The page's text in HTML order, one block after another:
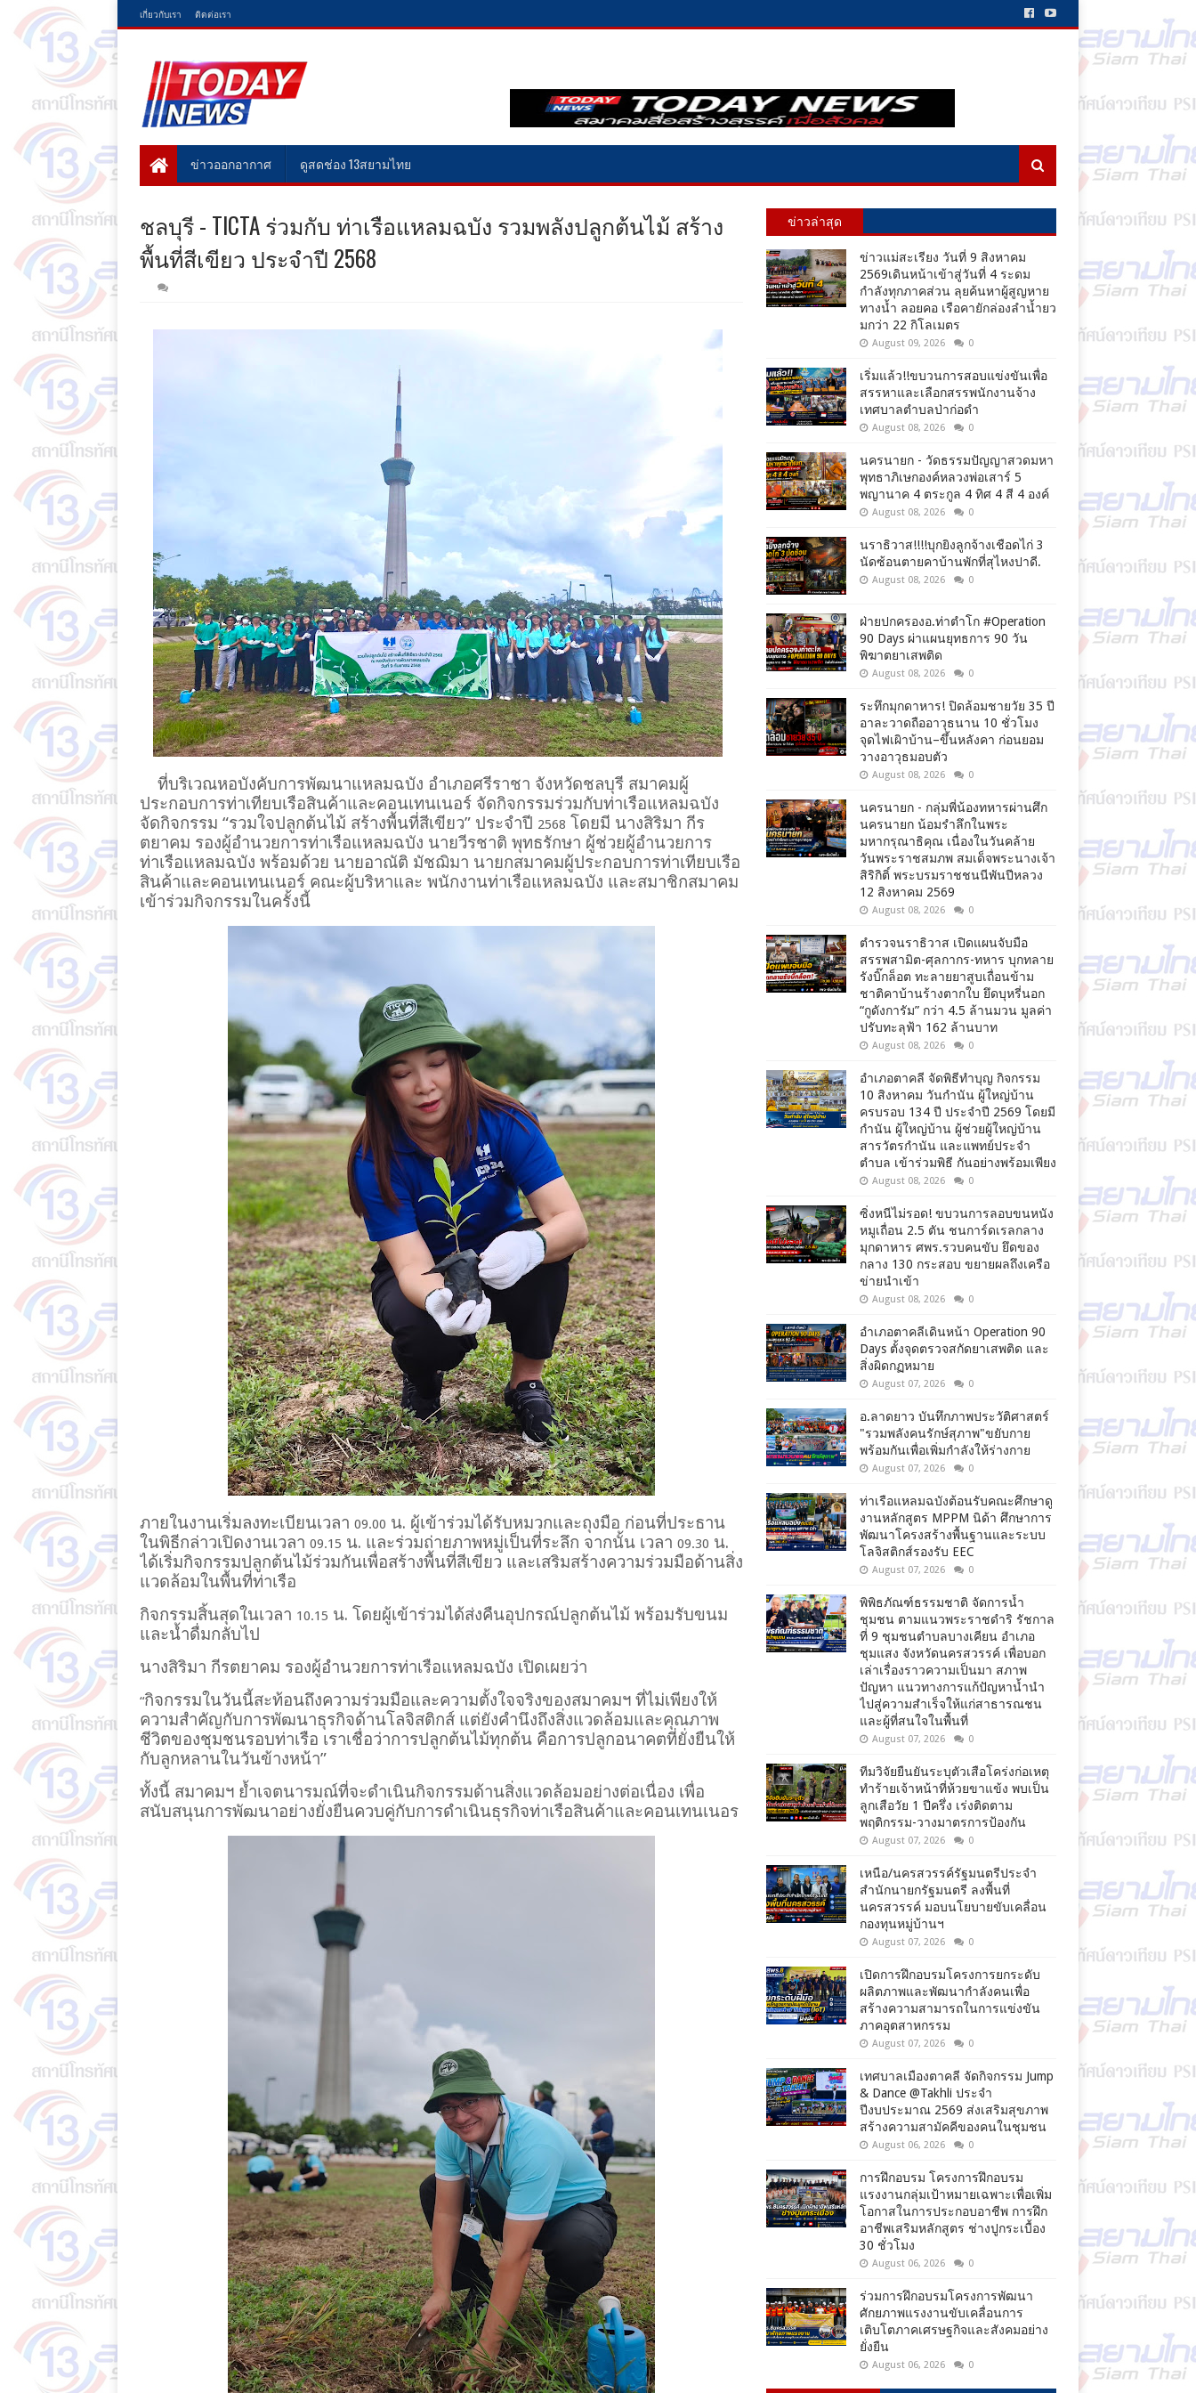
เกี่ยวกับเรา ติดต่อเรา
ข่าวออกอากาศ ดูสดช่อง 13สยามไทย
ชลบุรี - TICTA ร่วมกับ ท่าเรือแหลมฉบัง รวมพลังปลูกต้นไม้ สร้าง
พื้นที่สีเขียว ประจำปี 2568
ที่บริเวณหอบังคับการพัฒนาแหลมฉบัง อำเภอศรีราชา จังหวัดชลบุรี สมาคมผู้
ประกอบการท่าเทียบเรือสินค้าและคอนเทนเนอร์ จัดกิจกรรมร่วมกับท่าเรือแหลมฉบัง
จัดกิจกรรม “รวมใจปลูกต้นไม้ สร้างพื้นที่สีเขียว” ประจำปี 2568 โดยมี นางสิริมา กีร
ตยาคม รองผู้อำนวยการท่าเรือแหลมฉบัง นายวีรชาติ พุทธรักษา ผู้ช่วยผู้อำนวยการ
ท่าเรือแหลมฉบัง พร้อมด้วย นายอาณัติ มัชฌิมา นายกสมาคมผู้ประกอบการท่าเทียบเรือ
สินค้าและคอนเทนเนอร์ คณะผู้บริหาและ พนักงานท่าเรือแหลมฉบัง และสมาชิกสมาคม
เข้าร่วมกิจกรรมในครั้งนี้
ภายในงานเริ่มลงทะเบียนเวลา 09.00 น. ผู้เข้าร่วมได้รับหมวกและถุงมือ ก่อนที่ประธาน
ในพิธีกล่าวเปิดงานเวลา 09.15 น. และร่วมถ่ายภาพหมู่เป็นที่ระลึก จากนั้น เวลา 09.30 น.
ได้เริ่มกิจกรรมปลูกต้นไม้ร่วมกันเพื่อสร้างพื้นที่สีเขียว และเสริมสร้างความร่วมมือด้านสิ่ง
แวดล้อมในพื้นที่ท่าเรือ
กิจกรรมสิ้นสุดในเวลา 10.15 น. โดยผู้เข้าร่วมได้ส่งคืนอุปกรณ์ปลูกต้นไม้ พร้อมรับขนม
และน้ำดื่มกลับไป
นางสิริมา กีรตยาคม รองผู้อำนวยการท่าเรือแหลมฉบัง เปิดเผยว่า
“กิจกรรมในวันนี้สะท้อนถึงความร่วมมือและความตั้งใจจริงของสมาคมฯ ที่ไม่เพียงให้
ความสำคัญกับการพัฒนาธุรกิจด้านโลจิสติกส์ แต่ยังคำนึงถึงสิ่งแวดล้อมและคุณภาพ
ชีวิตของชุมชนรอบท่าเรือ เราเชื่อว่าการปลูกต้นไม้ทุกต้น คือการปลูกอนาคตที่ยั่งยืนให้
กับลูกหลานในวันข้างหน้า”
ทั้งนี้ สมาคมฯ ย้ำเจตนารมณ์ที่จะดำเนินกิจกรรมด้านสิ่งแวดล้อมอย่างต่อเนื่อง เพื่อ
สนับสนุนการพัฒนาอย่างยั่งยืนควบคู่กับการดำเนินธุรกิจท่าเรือสินค้าและคอนเทนเนอร
ข่าวล่าสุด
ข่าวแม่สะเรียง วันที่ 9 สิงหาคม
2569เดินหน้าเข้าสู่วันที่ 4 ระดม
กำลังทุกภาคส่วน ลุยค้นหาผู้สูญหาย
ทางน้ำ ลอยคอ เรือคายักล่องลำน้ำยว
มกว่า 22 กิโลเมตร
August 09, 2026 0
เริ่มแล้ว!!ขบวนการสอบแข่งขันเพื่อ
สรรหาและเลือกสรรพนักงานจ้าง
เทศบาลตำบลป่าก่อดำ
August 08, 2026 0
นครนายก - วัดธรรมปัญญาสวดมหา
พุทธาภิเษกองค์หลวงพ่อเสาร์ 5
พญานาค 4 ตระกูล 4 ทิศ 4 สี 4 องค์
August 08, 2026 0
นราธิวาส!!!!บุกยิงลูกจ้างเชือดไก่ 3
นัดซ้อนตายคาบ้านพักที่สุไหงปาดี.
August 08, 2026 0
ฝ่ายปกครองอ.ท่าตำโก #Operation
90 Days ผ่าแผนยุทธการ 90 วัน
พิฆาตยาเสพติด
August 08, 2026 0
ระทึกมุกดาหาร! ปิดล้อมชายวัย 35 ปี
อาละวาดถืออาวุธนาน 10 ชั่วโมง
จุดไฟเผิาบ้าน–ขึ้นหลังคา ก่อนยอม
วางอาวุธมอบตัว
August 08, 2026 0
นครนายก - กลุ่มพี่น้องทหารผ่านศึก
นครนายก น้อมรำลึกในพระ
มหากรุณาธิคุณ เนื่องในวันคล้าย
วันพระราชสมภพ สมเด็จพระนางเจ้า
สิริกิติ์ พระบรมราชชนนีพันปีหลวง
12 สิงหาคม 2569
August 08, 2026 0
ตำรวจนราธิวาส เปิดแผนจับมือ
สรรพสามิต-ศุลกากร-ทหาร บุกทลาย
รังบิ๊กล็อต ทะลายยาสูบเถื่อนข้าม
ชาติคาบ้านร้างตากใบ ยึดบุหรี่นอก
“กูดังการัม” กว่า 4.5 ล้านมวน มูลค่า
ปรับทะลุฟ้า 162 ล้านบาท
August 08, 2026 0
อำเภอตาคลี จัดพิธีทำบุญ กิจกรรม
10 สิงหาคม วันกำนัน ผู้ใหญ่บ้าน
ครบรอบ 134 ปี ประจำปี 2569 โดยมี
กำนัน ผู้ใหญ่บ้าน ผู้ช่วยผู้ใหญ่บ้าน
สารวัตรกำนัน และแพทย์ประจำ
ตำบล เข้าร่วมพิธี กันอย่างพร้อมเพียง
August 08, 2026 0
ซิ่งหนีไม่รอด! ขบวนการลอบขนหนัง
หมูเถื่อน 2.5 ตัน ชนการ์ดเรลกลาง
มุกดาหาร ศพร.รวบคนขับ ยึดของ
กลาง 130 กระสอบ ขยายผลถึงเครือ
ข่ายนำเข้า
August 08, 2026 0
อำเภอตาคลีเดินหน้า Operation 90
Days ตั้งจุดตรวจสกัดยาเสพติด และ
สิ่งผิดกฏหมาย
August 07, 2026 0
อ.ลาดยาว บันทึกภาพประวัติศาสตร์
"รวมพลังคนรักษ์สุภาพ"ขยับกาย
พร้อมกันเพื่อเพิ่มกำลังให้ร่างกาย
August 07, 2026 0
ท่าเรือแหลมฉบังต้อนรับคณะศึกษาดู
งานหลักสูตร MPPM นิด้า ศึกษาการ
พัฒนาโครงสร้างพื้นฐานและระบบ
โลจิสติกส์รองรับ EEC
August 07, 2026 0
พิพิธภัณฑ์ธรรมชาติ จัดการน้ำ
ชุมชน ตามแนวพระราชดำริ รัชกาล
ที่ 9 ชุมชนตำบลบางเคียน อำเภอ
ชุมแสง จังหวัดนครสวรรค์ เพื่อบอก
เล่าเรื่องราวความเป็นมา สภาพ
ปัญหา แนวทางการแก้ปัญหาน้ำนำ
ไปสู่ความสำเร็จให้แก่สาธารณชน
และผู้ที่สนใจในพื้นที่
August 07, 2026 0
ทีมวิจัยยืนยันระบุตัวเสือโคร่งก่อเหตุ
ทำร้ายเจ้าหน้าที่ห้วยขาแข้ง พบเป็น
ลูกเสือวัย 1 ปีครึ่ง เร่งติดตาม
พฤติกรรม-วางมาตรการป้องกัน
August 07, 2026 0
เหนือ/นครสวรรค์รัฐมนตรีประจำ
สำนักนายกรัฐมนตรี ลงพื้นที่
นครสวรรค์ มอบนโยบายขับเคลื่อน
กองทุนหมู่บ้านฯ
August 07, 2026 0
เปิดการฝึกอบรมโครงการยกระดับ
ผลิตภาพและพัฒนากำลังคนเพื่อ
สร้างความสามารถในการแข่งขัน
ภาคอุตสาหกรรม
August 07, 2026 0
เทศบาลเมืองตาคลี จัดกิจกรรม Jump
& Dance @Takhli ประจำ
ปีงบประมาณ 2569 ส่งเสริมสุขภาพ
สร้างความสามัคคีของคนในชุมชน
August 06, 2026 0
การฝึกอบรม โครงการฝึกอบรม
แรงงานกลุ่มเป้าหมายเฉพาะเพื่อเพิ่ม
โอกาสในการประกอบอาชีพ การฝึก
อาชีพเสริมหลักสูตร ช่างปูกระเบื้อง
30 ชั่วโมง
August 06, 2026 0
ร่วมการฝึกอบรมโครงการพัฒนา
ศักยภาพแรงงานขับเคลื่อนการ
เติบโตภาคเศรษฐกิจและสังคมอย่าง
ยั่งยืน
August 06, 2026 0